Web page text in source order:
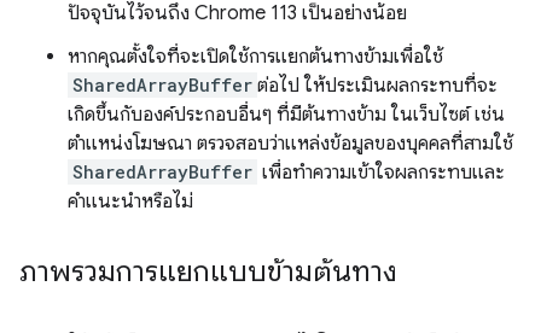
ปัจจุบันไว้จนถึง Chrome 113 เป็นอย่างน้อย
หากคุณตั้งใจที่จะเปิดใช้การแยกต้นทางข้ามเพื่อใช้
SharedArrayBuffer ต่อไป ให้ประเมินผลกระทบที่จะ
เกิดขึ้นกับองค์ประกอบอื่นๆ ที่มีต้นทางข้าม ในเว็บไซต์ เช่น
ตําแหน่งโฆษณา ตรวจสอบว่าแหล่งข้อมูลของบุคคลที่สามใช้
SharedArrayBuffer เพื่อทำความเข้าใจผลกระทบและ
คำแนะนำหรือไม่
ภาพรวมการแยกแบบข้ามต้นทาง